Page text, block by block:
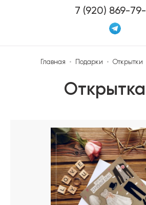
7 (920) 869-79-
Главная • Подарки • Открытки
Открытка